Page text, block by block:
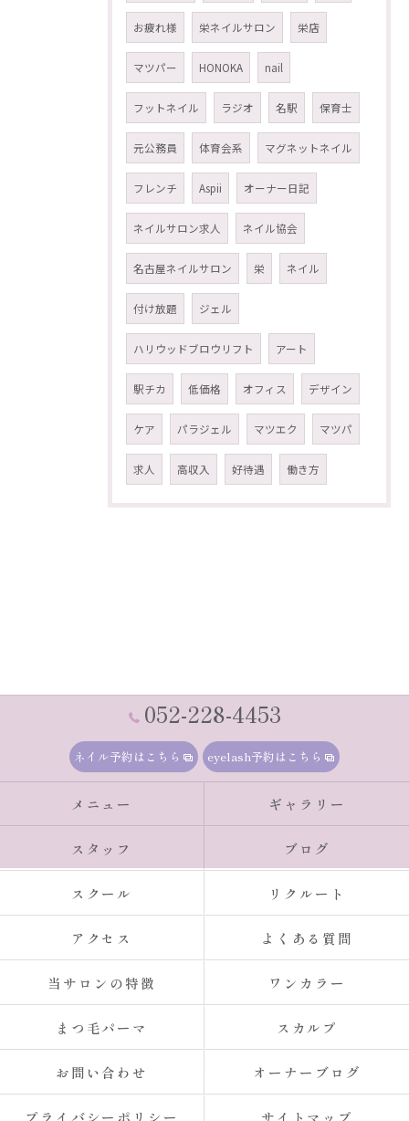
お疲れ様 栄ネイルサロン 栄店
マツパー HONOKA nail
フットネイル ラジオ 名駅 保育士
元公務員 体育会系 マグネットネイル
フレンチ Aspii オーナー日記
ネイルサロン求人 ネイル協会
名古屋ネイルサロン 栄 ネイル
付け放題 ジェル
ハリウッドブロウリフト アート
駅チカ 低価格 オフィス デザイン
ケア パラジェル マツエク マツパ
求人 高収入 好待遇 働き方
052-228-4453
ネイル予約はこちら eyelash予約はこちら
メニュー ギャラリー
スタッフ ブログ
スクール リクルート
アクセス よくある質問
当サロンの特徴 ワンカラー
まつ毛パーマ スカルプ
お問い合わせ オーナーブログ
プライバシーポリシー サイトマップ